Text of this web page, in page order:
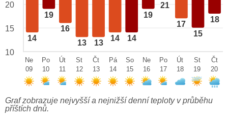
14
19
16
13 13
14 14
19
21
17
15
18
20
15
10
Ne
09
Po
10
Út
11
St
12
Čt
13
Pá
14
So
15
Ne
16
Po
17
Út
18
St
19
Čt
20
Graf zobrazuje nejvyšší a nejnižší denní teploty v průběhu
příštích dnů.